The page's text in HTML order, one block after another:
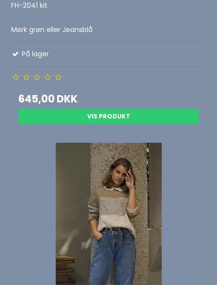
FH-2041 kit
Mørk grøn eller Jeansblå
På lager
645,00 DKK
VIS PRODUKT